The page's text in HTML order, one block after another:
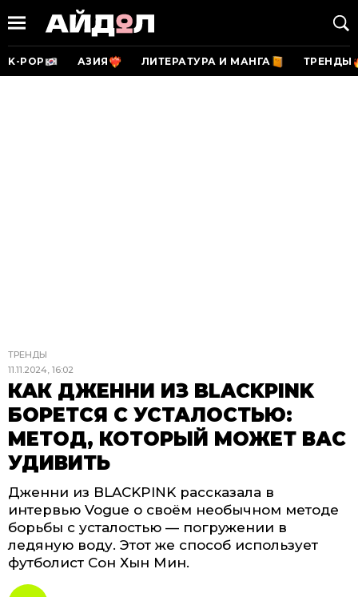
K-POP АЗИЯ ЛИТЕРАТУРА И МАНГА ТРЕНДЫ
ТРЕНДЫ
11.11.2024, 16:02
КАК ДЖЕННИ ИЗ BLACKPINK
БОРЕТСЯ С УСТАЛОСТЬЮ:
МЕТОД, КОТОРЫЙ МОЖЕТ ВАС
УДИВИТЬ
Дженни из BLACKPINK рассказала в
интервью Vogue о своём необычном методе
борьбы с усталостью — погружении в
ледяную воду. Этот же способ использует
футболист Сон Хын Мин.